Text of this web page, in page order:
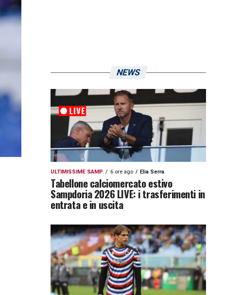
NEWS
ULTIMISSIME SAMP 6 ore ago Elia Serra
Tabellone calciomercato estivo
Sampdoria 2026 LIVE: i trasferimenti in
entrata e in uscita